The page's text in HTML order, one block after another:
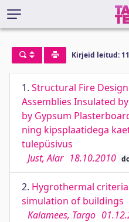
Kirjeid leitud: 11
1. Structural Fire
Assemblies Insulated
by Gypsum
ning kipsplaatidega
tulepüsivus
Just, Alar 18.10.2010
2. Hygrothermal
simulation of buildings
Kalamees, Targo